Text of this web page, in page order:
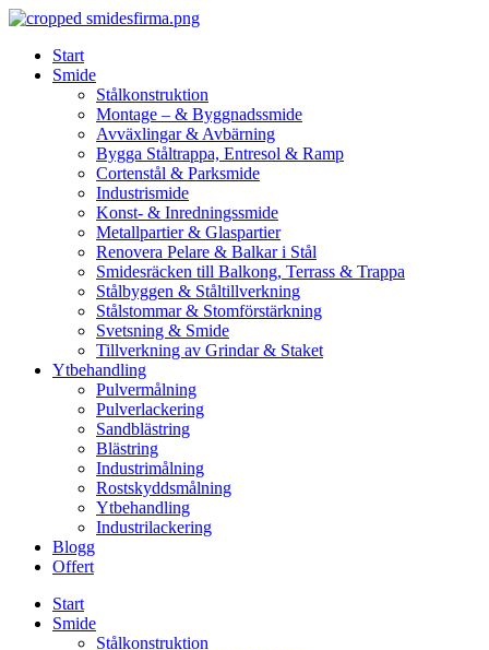
Skip
contentStart
Smide
Stålkonstruktion
Montage – & Byggnadssmide
Avväxlingar & Avbärning
Bygga Ståltrappa, Entresol & Ramp
Cortenstål & Parksmide
Industrismide
Konst- & Inredningssmide
Metallpartier & Glaspartier
Renovera Pelare & Balkar i Stål
Smidesräcken till Balkong, Terrass & Trappa
Stålbyggen & Ståltillverkning
Stålstommar & Stomförstärkning
Svetsning & Smide
Tillverkning av Grindar & Staket
Ytbehandling
Pulvermålning
Pulverlackering
Sandblästring
Blästring
Industrimålning
Rostskyddsmålning
Ytbehandling
Industrilackering
Blogg
Offert
Start
Smide
Stålkonstruktion